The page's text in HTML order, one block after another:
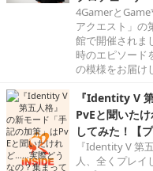
4Gamerと
アクエスト」の
館で開催されま
時のエピソード
の模様をお届け
『Identity V
PvEと聞いた
してみた！【
『Identity V 第
人、全くプレイ